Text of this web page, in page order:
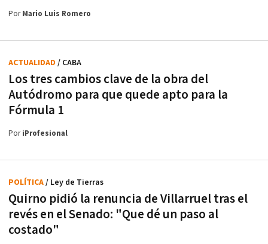
PorMario Luis Romero
Los tres cambios clave de la obra del
Autódromo para que quede apto para la
Fórmula 1
ACTUALIDAD / CABA
PoriProfesional
Quirno pidió la renuncia de Villarruel tras el
revés en el Senado: "Que dé un paso al
costado"
POLÍTICA/ Ley de Tierras